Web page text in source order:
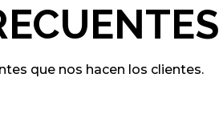
que nos hacen los clientes.